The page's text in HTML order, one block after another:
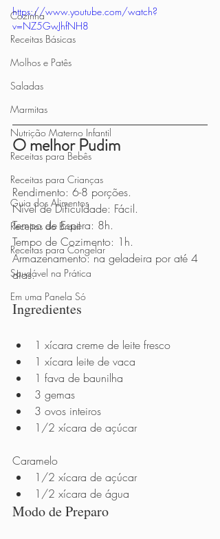
Cozinha
Receitas Básicas
Molhos e Patês
Saladas
Marmitas
Nutrição Materno Infantil
Receitas para Bebês
Receitas para Crianças
Guia dos Alimentos
Receitas do Brasil
Receitas para Congelar
Saudável na Prática
Em uma Panela Só
https://www.youtube.com/watch?
v=NZ5GwJhfNH8
O melhor Pudim
Rendimento: 6-8 porções.
Nível de Dificuldade: Fácil.
Tempo de Espera: 8h.
Tempo de Cozimento: 1h.
Armazenamento: na geladeira por até 4
dias.
Ingredientes
1 xícara creme de leite fresco
1 xícara leite de vaca
1 fava de baunilha
3 gemas
3 ovos inteiros
1/2 xícara de açúcar
Caramelo
1/2 xícara de açúcar
1/2 xícara de água
Modo de Preparo